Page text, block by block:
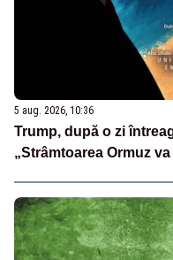
5 aug. 2026, 10:36
Trump, după o zi
„Strâmtoarea Ormuz